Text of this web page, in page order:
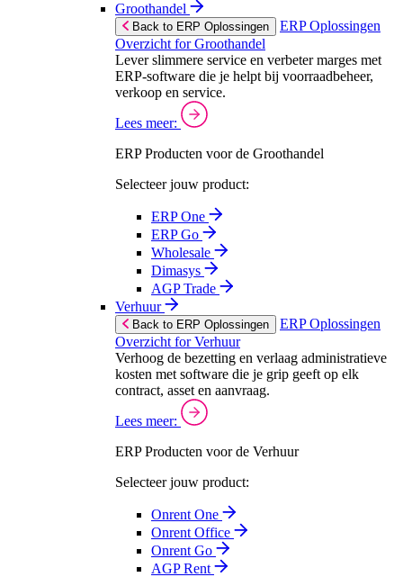
Groothandel
Back to ERP Oplossingen
ERP Oplossingen
Overzicht for Groothandel
Lever slimmere service en verbeter marges met
ERP-software die je helpt bij voorraadbeheer,
verkoop en service.
Lees meer:
ERP Producten voor de Groothandel
Selecteer jouw product:
ERP One
ERP Go
Wholesale
Dimasys
AGP Trade
Verhuur
Back to ERP Oplossingen
ERP Oplossingen
Overzicht for Verhuur
Verhoog de bezetting en verlaag administratieve
kosten met software die je grip geeft op elk
contract, asset en aanvraag.
Lees meer:
ERP Producten voor de Verhuur
Selecteer jouw product:
Onrent One
Onrent Office
Onrent Go
AGP Rent